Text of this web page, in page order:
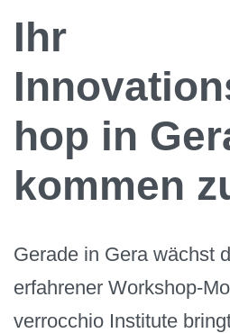
Ihr
hop in
kommen
Gerade in Gera wächst
erfahrener Workshop-
verrocchio Institute